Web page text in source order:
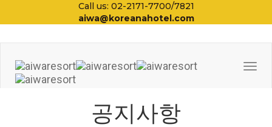
Call us: 02-2171-7700/7821
aiwa@koreanahotel.com
공지사항